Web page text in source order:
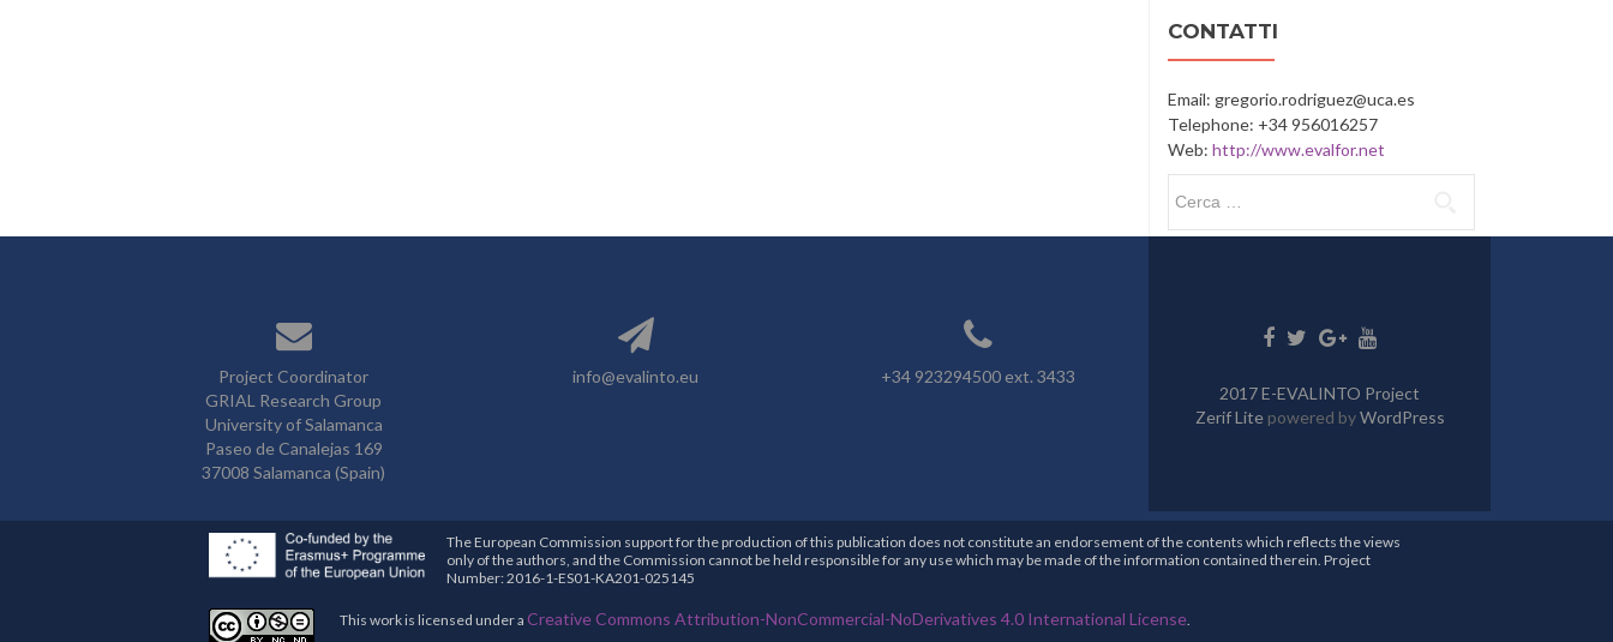
Dublin
University
CONTATTI
Email: gregorio.rodriguez@uca.es
Telephone: +34 956016257
Web: http://www.evalfor.net
per:
Project Coordinator
GRIAL Research Group
University of Salamanca
Paseo de Canalejas 169
37008 Salamanca (Spain)
info@evalinto.eu +34 923294500 ext. 3433
Go
Go
Go
Go
2017 E-EVALINTO Project
Zerif Lite powered byWordPress
The European Commission support for the production of this publication does not constitute an endorsement of the contents which reflects the views
only of the authors, and the Commission cannot be held responsible for any use which may be made of the information contained therein. Project
Number: 2016-1-ES01-KA201-025145
This work is licensed under a Creative Commons Attribution-NonCommercial-NoDerivatives 4.0 International License.